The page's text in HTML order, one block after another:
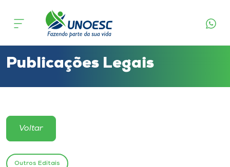
Cursos
Atendimento ao Estudante
Portal de Ensino
Publicações Legais
Voltar
Outros Editais